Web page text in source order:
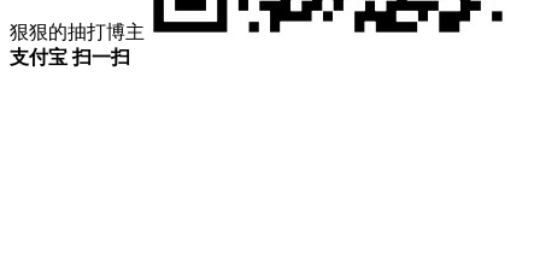
狠狠的抽打博主
支付宝 扫一扫